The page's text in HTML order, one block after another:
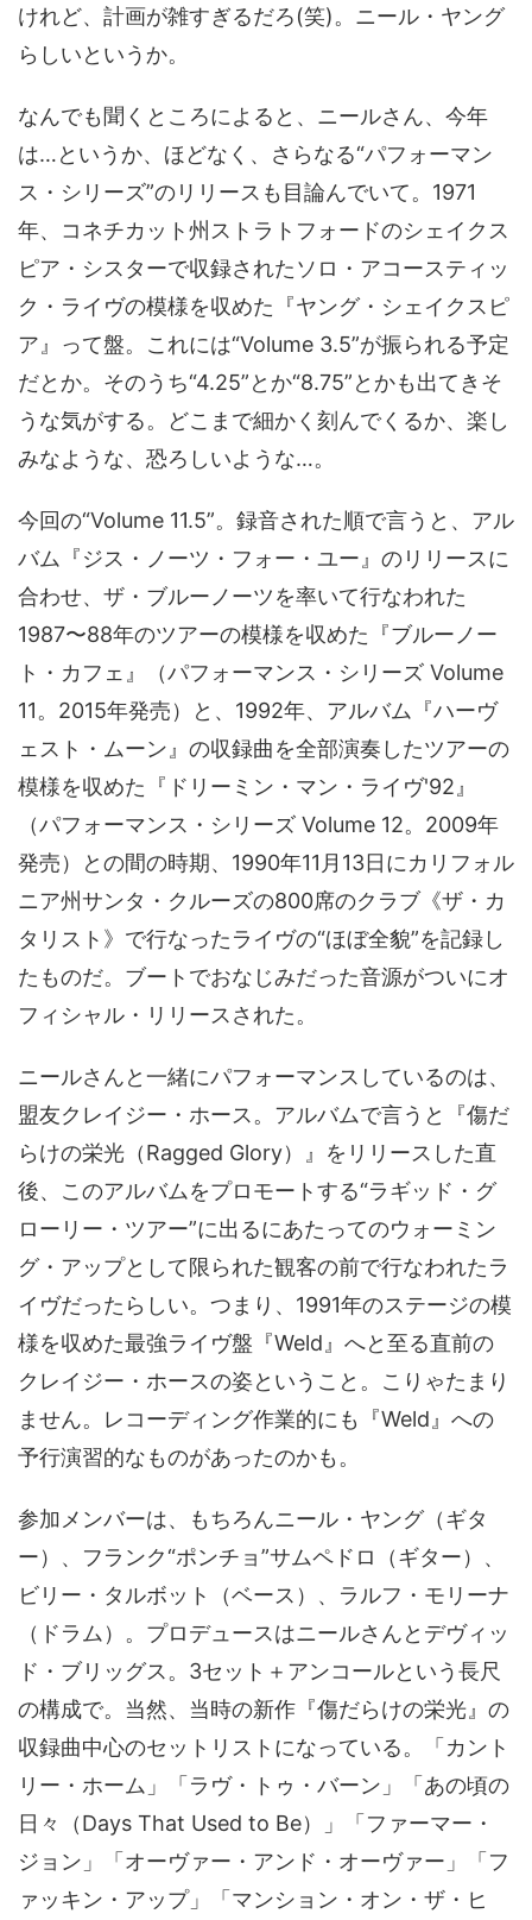
けれど、計画が雑すぎるだろ(笑)。ニール・ヤング
らしいというか。
なんでも聞くところによると、ニールさん、今年
は…というか、ほどなく、さらなる“パフォーマン
ス・シリーズ”のリリースも目論んでいて。1971
年、コネチカット州ストラトフォードのシェイクス
ピア・シスターで収録されたソロ・アコースティッ
ク・ライヴの模様を収めた『ヤング・シェイクスピ
ア』って盤。これには“Volume 3.5”が振られる予定
だとか。そのうち“4.25”とか“8.75”とかも出てきそ
うな気がする。どこまで細かく刻んでくるか、楽し
みなような、恐ろしいような…。
今回の“Volume 11.5”。録音された順で言うと、アル
バム『ジス・ノーツ・フォー・ユー』のリリースに
合わせ、ザ・ブルーノーツを率いて行なわれた
1987〜88年のツアーの模様を収めた『ブルーノー
ト・カフェ』（パフォーマンス・シリーズ Volume
11。2015年発売）と、1992年、アルバム『ハーヴ
ェスト・ムーン』の収録曲を全部演奏したツアーの
模様を収めた『ドリーミン・マン・ライヴ'92』
（パフォーマンス・シリーズ Volume 12。2009年
発売）との間の時期、1990年11月13日にカリフォル
ニア州サンタ・クルーズの800席のクラブ《ザ・カ
タリスト》で行なったライヴの“ほぼ全貌”を記録し
たものだ。ブートでおなじみだった音源がついにオ
フィシャル・リリースされた。
ニールさんと一緒にパフォーマンスしているのは、
盟友クレイジー・ホース。アルバムで言うと『傷だ
らけの栄光（Ragged Glory）』をリリースした直
後、このアルバムをプロモートする“ラギッド・グ
ローリー・ツアー”に出るにあたってのウォーミン
グ・アップとして限られた観客の前で行なわれたラ
イヴだったらしい。つまり、1991年のステージの模
様を収めた最強ライヴ盤『Weld』へと至る直前の
クレイジー・ホースの姿ということ。こりゃたまり
ません。レコーディング作業的にも『Weld』への
予行演習的なものがあったのかも。
参加メンバーは、もちろんニール・ヤング（ギタ
ー）、フランク“ポンチョ”サムペドロ（ギター）、
ビリー・タルボット（ベース）、ラルフ・モリーナ
（ドラム）。プロデュースはニールさんとデヴィッ
ド・ブリッグス。3セット＋アンコールという長尺
の構成で。当然、当時の新作『傷だらけの栄光』の
収録曲中心のセットリストになっている。「カント
リー・ホーム」「ラヴ・トゥ・バーン」「あの頃の
日々（Days That Used to Be）」「ファーマー・
ジョン」「オーヴァー・アンド・オーヴァー」「フ
ァッキン・アップ」「マンション・オン・ザ・ヒ